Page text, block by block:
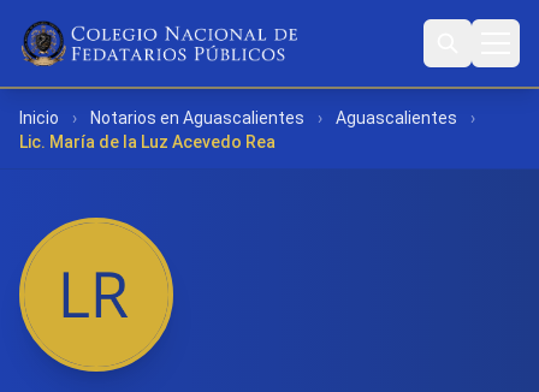
Inicio › Notarios en Aguascalientes › Aguascalientes
›
Lic. María de la Luz Acevedo Rea